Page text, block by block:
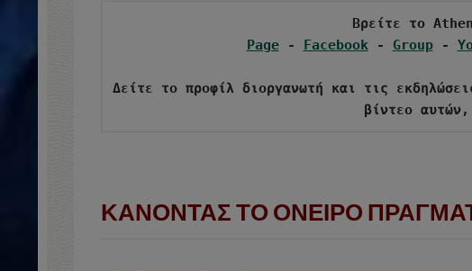
Page - Facebook - Group -
Δείτε το προφίλ διοργανωτή και τις
βίντεο
ΚΑΝΟΝΤΑΣ ΤΟ ΟΝΕΙΡΟ